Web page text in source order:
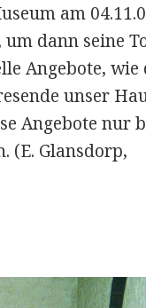
am
um dann seine
Angebote, wie
unser
Angebote nur
(E. Glansdorp,